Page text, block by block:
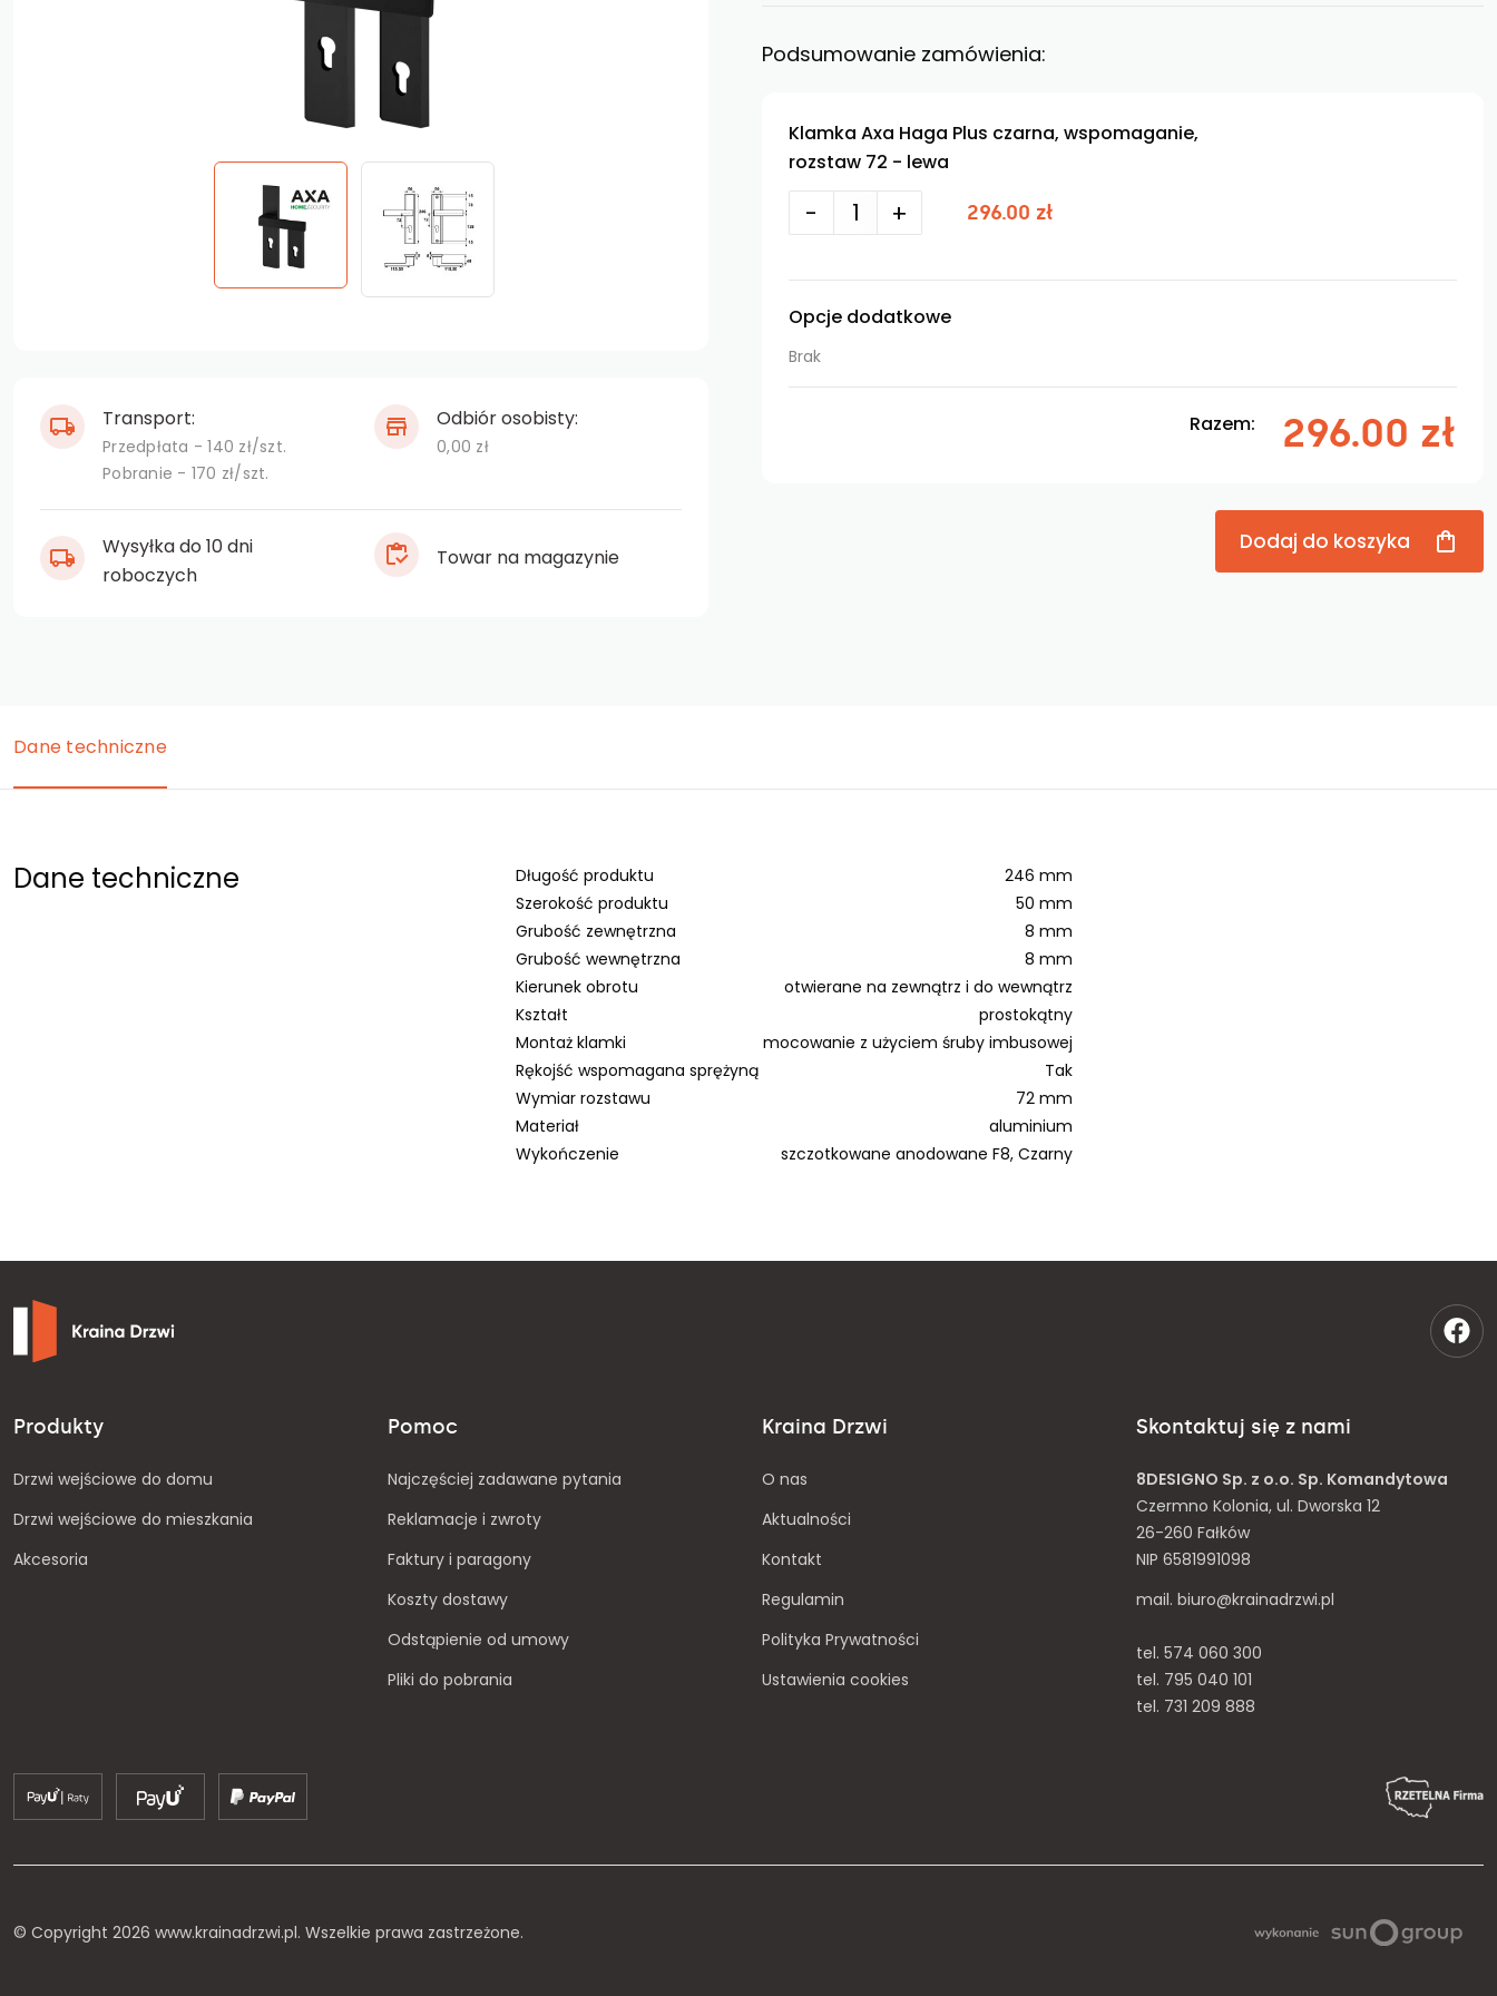
Polstar Superior 55 Plus - gr. 55 mm - piana
Taur - gr. 72 mm - piana
Nova 72 PLUS - gr. 72 mm - piana
Polstar Comfort 73 ECO - gr. 73 mm - styropian
Transport:
Przedpłata - 140 zł/szt.
Pobranie - 170 zł/szt.
Odbiór osobisty:
0,00 zł
Wysyłka do 10 dni
roboczych
Towar na magazynie
Podsumowanie zamówienia:
Klamka Axa Haga Plus czarna, wspomaganie,
rozstaw 72 - lewa
- + 296.00 zł
Opcje dodatkowe
Brak
Razem: 296.00 zł
Dodaj do koszyka
Dane techniczne
Dane techniczne Długość produktu
246 mm
Szerokość produktu
50 mm
Grubość zewnętrzna
8 mm
Grubość wewnętrzna
8 mm
Kierunek obrotu
otwierane na zewnątrz i do wewnątrz
Kształt
prostokątny
Montaż klamki
mocowanie z użyciem śruby imbusowej
Rękojść wspomagana sprężyną
Tak
Wymiar rozstawu
72 mm
Materiał
aluminium
Wykończenie
szczotkowane anodowane F8, Czarny
Produkty
Drzwi wejściowe do domu
Drzwi wejściowe do mieszkania
Akcesoria
Pomoc
Najczęściej zadawane pytania
Reklamacje i zwroty
Faktury i paragony
Koszty dostawy
Odstąpienie od umowy
Pliki do pobrania
Kraina Drzwi
O nas
Aktualności
Kontakt
Regulamin
Polityka Prywatności
Ustawienia cookies
Skontaktuj się z nami
8DESIGNO Sp. z o.o. Sp. Komandytowa
Czermno Kolonia, ul. Dworska 12
26-260 Fałków
NIP 6581991098
mail. biuro@krainadrzwi.pl
tel. 574 060 300
tel. 795 040 101
tel. 731 209 888
© Copyright 2026 www.krainadrzwi.pl. Wszelkie prawa zastrzeżone.